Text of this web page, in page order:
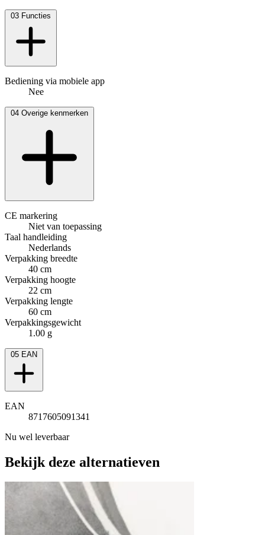
03 Functies
Bediening via mobiele app
Nee
04 Overige kenmerken
CE markering
Niet van toepassing
Taal handleiding
Nederlands
Verpakking breedte
40 cm
Verpakking hoogte
22 cm
Verpakking lengte
60 cm
Verpakkingsgewicht
1.00 g
05 EAN
EAN
8717605091341
Nu wel leverbaar
Bekijk deze alternatieven